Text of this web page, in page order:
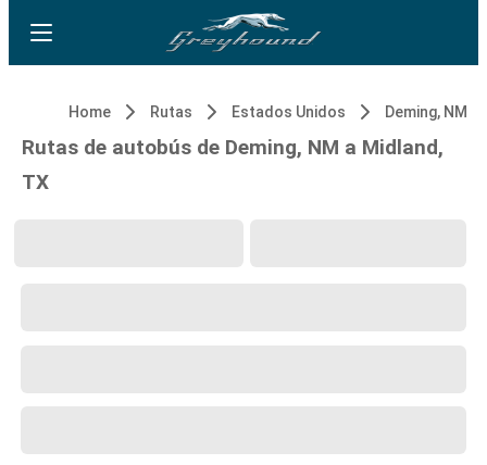
Home Rutas Estados Unidos Deming, NM
Rutas de autobús de Deming, NM a Midland,
TX